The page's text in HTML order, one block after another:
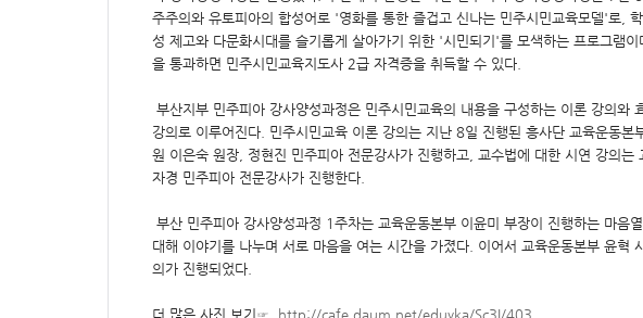
주주의와 유토피아의 합성어로 '영화를 통한 즐겁고 신나는 민주시민교육모델'로,
성 제고와 다문화시대를 슬기롭게 살아가기 위한 '시민되기'를 모색하는 프로그램
을 통과하면 민주시민교육지도사 2급 자격증을 취득할 수 있다.
부산지부 민주피아 강사양성과정은 민주시민교육의 내용을 구성하는 이론 강의와
강의로 이루어진다. 민주시민교육 이론 강의는 지난 8일 진행된 흥사단 교육운동
원 이은숙 원장, 정현진 민주피아 전문강사가 진행하고, 교수법에 대한 시연 강의
자경 민주피아 전문강사가 진행한다.
부산 민주피아 강사양성과정 1주차는 교육운동본부 이윤미 부장이 진행하는 마음
대해 이야기를 나누며 서로 마음을 여는 시간을 가졌다. 이어서 교육운동본부 윤혁
의가 진행되었다.
더 많은 사진 보기☞ http://cafe.daum.net/eduyka/Sc3I/403